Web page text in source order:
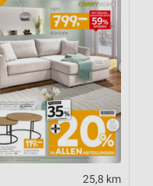
25,8 km